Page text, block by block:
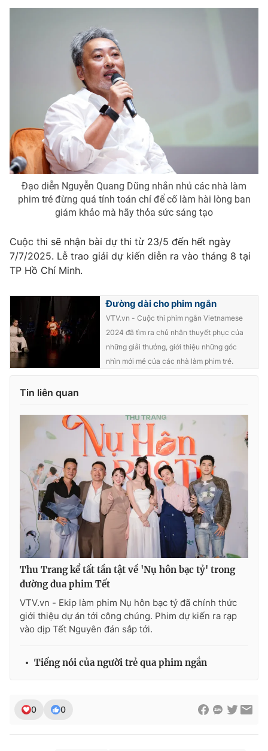
Đạo diễn Nguyễn Quang Dũng nhắn nhủ các nhà làm
phim trẻ đừng quá tính toán chỉ để cố làm hài lòng ban
giám khảo mà hãy thỏa sức sáng tạo
Cuộc thi sẽ nhận bài dự thi từ 23/5 đến hết ngày
7/7/2025. Lễ trao giải dự kiến diễn ra vào tháng 8 tại
TP Hồ Chí Minh.
Đường dài cho phim ngắn
VTV.vn - Cuộc thi phim ngắn Vietnamese
2024 đã tìm ra chủ nhân thuyết phục của
những giải thưởng, giới thiệu những góc
nhìn mới mẻ của các nhà làm phim trẻ.
Tin liên quan
Thu Trang kể tất tần tật về 'Nụ hôn bạc tỷ' trong
đường đua phim Tết
VTV.vn - Ekip làm phim Nụ hôn bạc tỷ đã chính thức
giới thiệu dự án tới công chúng. Phim dự kiến ra rạp
vào dịp Tết Nguyên đán sắp tới.
Tiếng nói của người trẻ qua phim ngắn
0 0